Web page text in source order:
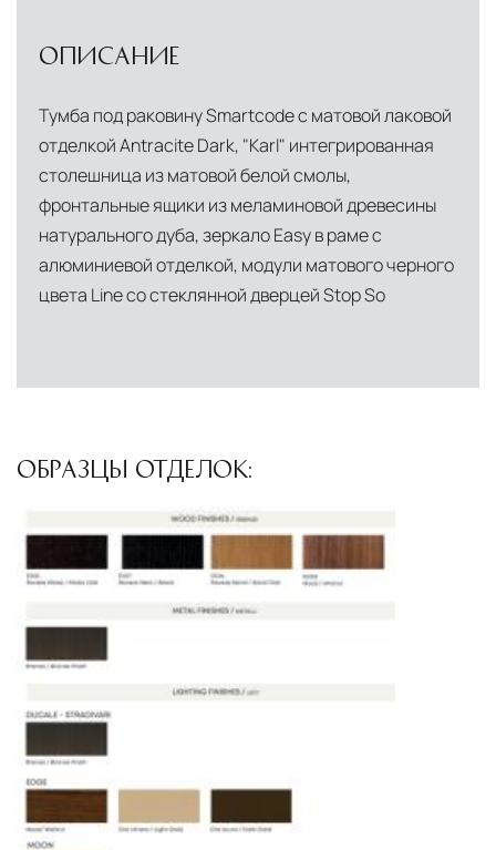
центров
Помимо Москвы, мы располагаем
логистическими узлами в ключевых
международных хабах:
Дубай, ОАЭ
— региональный центр для
Ближнего Востока и Азии
США— центр доставки для
Другие страны Европы— расширенная
сеть партнёрских складов
Условия доставки по Москве и Московской
Для клиентов Москвы и МО предусмотрены
следующие услуги:
Доставка до адреса
товара от нашего склада непосредственно к
месту назначения с соблюдением сроков
ОПИСАНИЕ
Тумба под раковину Smartcode с матовой лаковой
отделкой Antracite Dark, "Karl" интегрированная
столешница из матовой белой смолы,
фронтальные ящики из меламиновой древесины
натурального дуба, зеркало Easy в раме с
алюминиевой отделкой, модули матового черного
цвета Line со стеклянной дверцей Stop So
ОБРАЗЦЫ ОТДЕЛОК: